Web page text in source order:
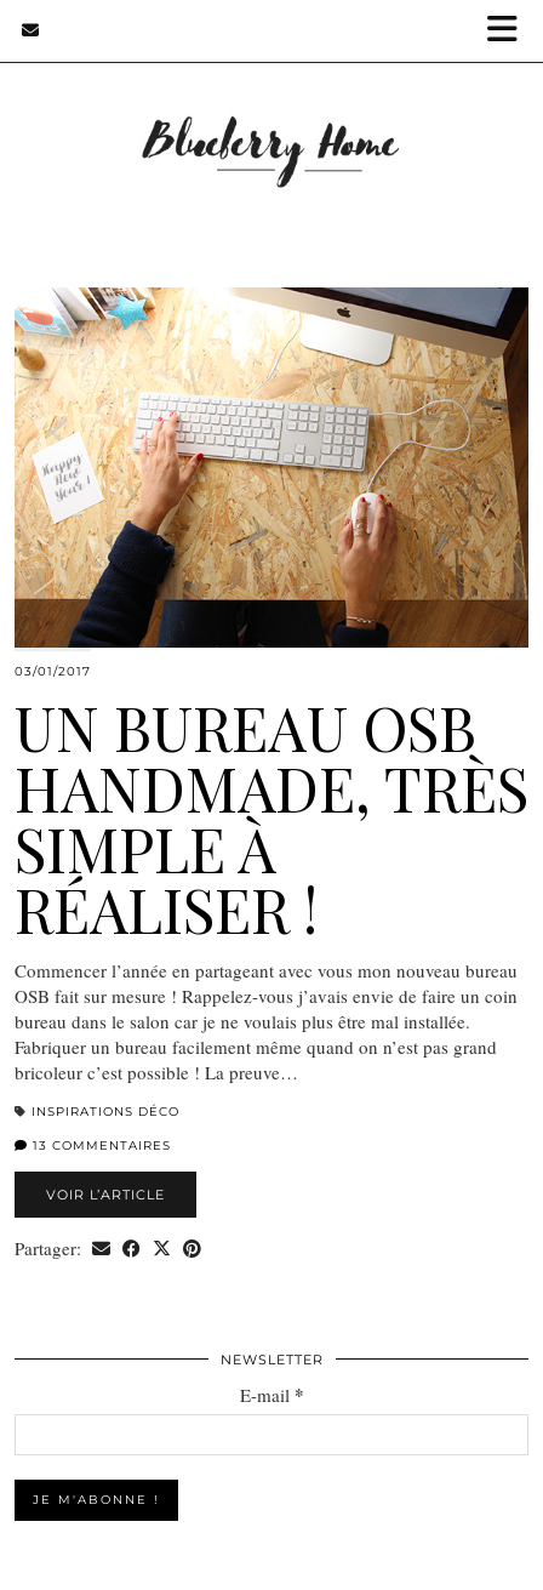
03/01/2017
UN BUREAU OSB
HANDMADE, TRÈS
SIMPLE À
RÉALISER !
Commencer l’année en partageant avec vous mon nouveau bureau
OSB fait sur mesure ! Rappelez-vous j’avais envie de faire un coin
bureau dans le salon car je ne voulais plus être mal installée.
Fabriquer un bureau facilement même quand on n’est pas grand
bricoleur c’est possible ! La preuve…
INSPIRATIONS DÉCO
13 COMMENTAIRES
VOIR L’ARTICLE
Partager:
NEWSLETTER
E-mail *